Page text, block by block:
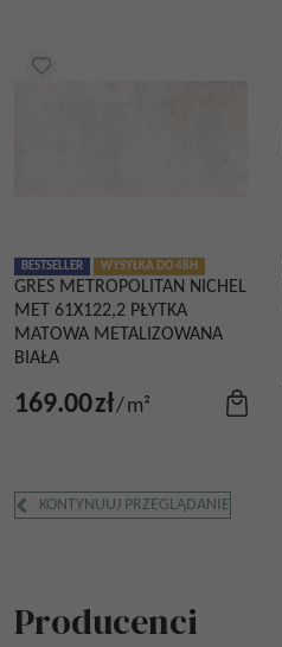
BESTSELLER WYSYŁKA DO 48H
GRES METROPOLITAN NICHEL
MET 61X122,2 PŁYTKA
MATOWA METALIZOWANA
BIAŁA
169.00zł/m²
KONTYNUUJ PRZEGLĄDANIE
Producenci